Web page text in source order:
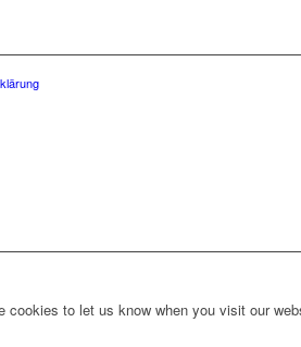
to let us know when you visit our